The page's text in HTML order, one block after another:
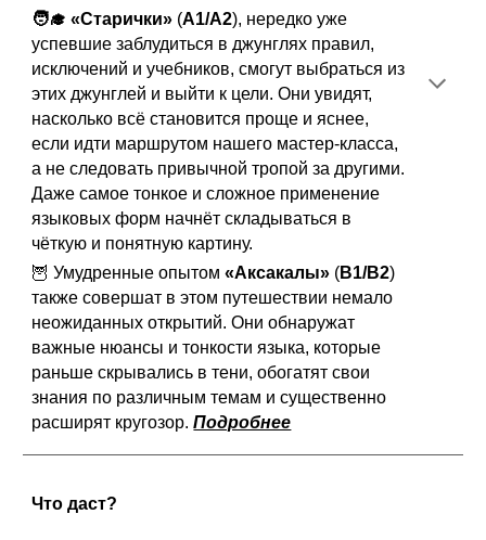
🧑‍🎓 «Старички» (А1/A2), нередко уже
успевшие заблудиться в джунглях правил,
исключений и учебников, смогут выбраться из
этих джунглей и выйти к цели. Они увидят,
насколько всё становится проще и яснее,
если идти маршрутом нашего мастер-класса,
а не следовать привычной тропой за другими.
Даже самое тонкое и сложное применение
языковых форм начнёт складываться в
чёткую и понятную картину.
🦉 Умудренные опытом«Аксакалы» (В1/В2)
также совершат в этом путешествии немало
неожиданных открытий. Они обнаружат
важные нюансы и тонкости языка, которые
раньше скрывались в тени, обогатят свои
знания по различным темам и существенно
расширят кругозор.Подробнее
Что даст?